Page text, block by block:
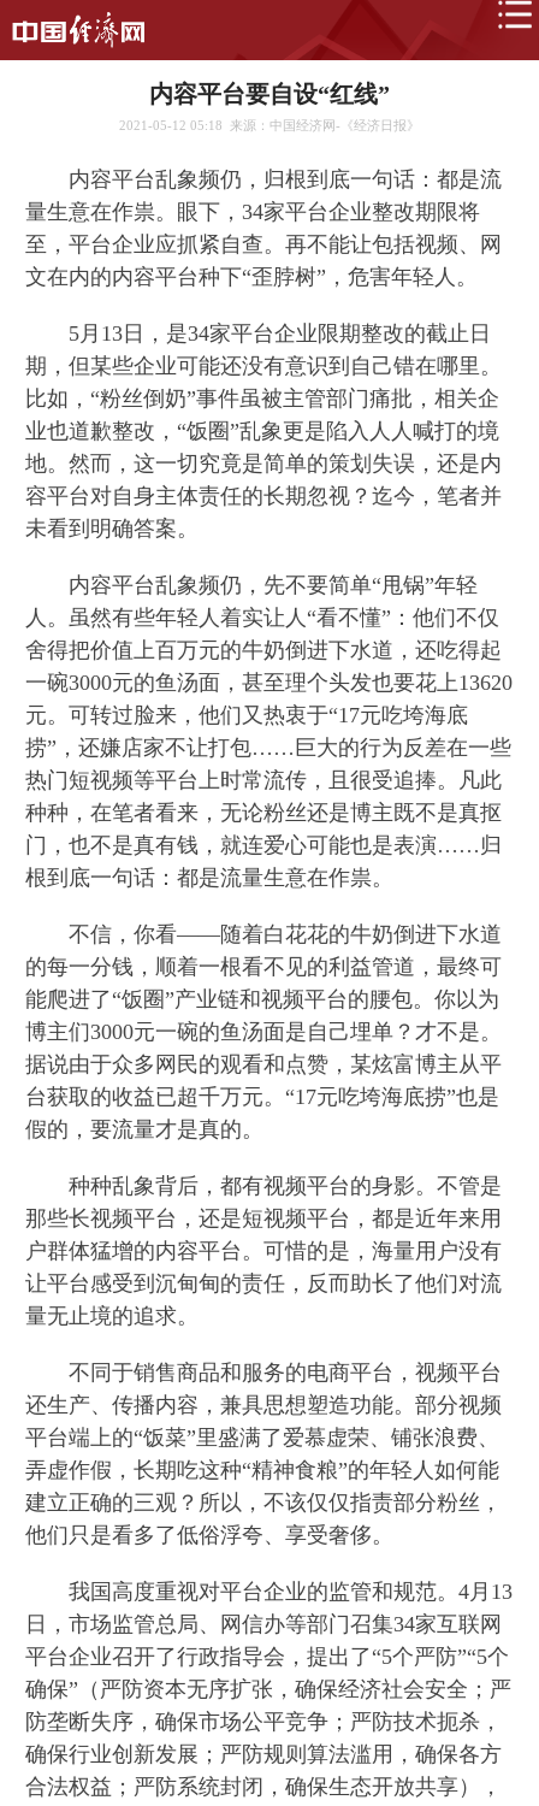
内容平台要自设“红线”
2021-05-12 05:18 来源：中国经济网-《经济日报》
内容平台乱象频仍，归根到底一句话：都是流
量生意在作祟。眼下，34家平台企业整改期限将
至，平台企业应抓紧自查。再不能让包括视频、网
文在内的内容平台种下“歪脖树”，危害年轻人。
5月13日，是34家平台企业限期整改的截止日
期，但某些企业可能还没有意识到自己错在哪里。
比如，“粉丝倒奶”事件虽被主管部门痛批，相关企
业也道歉整改，“饭圈”乱象更是陷入人人喊打的境
地。然而，这一切究竟是简单的策划失误，还是内
容平台对自身主体责任的长期忽视？迄今，笔者并
未看到明确答案。
内容平台乱象频仍，先不要简单“甩锅”年轻
人。虽然有些年轻人着实让人“看不懂”：他们不仅
舍得把价值上百万元的牛奶倒进下水道，还吃得起
一碗3000元的鱼汤面，甚至理个头发也要花上13620
元。可转过脸来，他们又热衷于“17元吃垮海底
捞”，还嫌店家不让打包……巨大的行为反差在一些
热门短视频等平台上时常流传，且很受追捧。凡此
种种，在笔者看来，无论粉丝还是博主既不是真抠
门，也不是真有钱，就连爱心可能也是表演……归
根到底一句话：都是流量生意在作祟。
不信，你看——随着白花花的牛奶倒进下水道
的每一分钱，顺着一根看不见的利益管道，最终可
能爬进了“饭圈”产业链和视频平台的腰包。你以为
博主们3000元一碗的鱼汤面是自己埋单？才不是。
据说由于众多网民的观看和点赞，某炫富博主从平
台获取的收益已超千万元。“17元吃垮海底捞”也是
假的，要流量才是真的。
种种乱象背后，都有视频平台的身影。不管是
那些长视频平台，还是短视频平台，都是近年来用
户群体猛增的内容平台。可惜的是，海量用户没有
让平台感受到沉甸甸的责任，反而助长了他们对流
量无止境的追求。
不同于销售商品和服务的电商平台，视频平台
还生产、传播内容，兼具思想塑造功能。部分视频
平台端上的“饭菜”里盛满了爱慕虚荣、铺张浪费、
弄虚作假，长期吃这种“精神食粮”的年轻人如何能
建立正确的三观？所以，不该仅仅指责部分粉丝，
他们只是看多了低俗浮夸、享受奢侈。
我国高度重视对平台企业的监管和规范。4月13
日，市场监管总局、网信办等部门召集34家互联网
平台企业召开了行政指导会，提出了“5个严防”“5个
确保”（严防资本无序扩张，确保经济社会安全；严
防垄断失序，确保市场公平竞争；严防技术扼杀，
确保行业创新发展；严防规则算法滥用，确保各方
合法权益；严防系统封闭，确保生态开放共享），